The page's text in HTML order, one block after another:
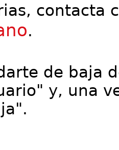
contacta
.
de baja
y, una